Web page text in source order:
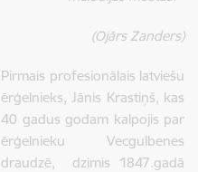
(Ojārs Zanders)
Pirmais profesionālais latviešu
ērģelnieks, Jānis Krastiņš, kas
40 gadus godam kalpojis par
ērģelnieku Vecgulbenes
draudzē, dzimis 1847.gadā